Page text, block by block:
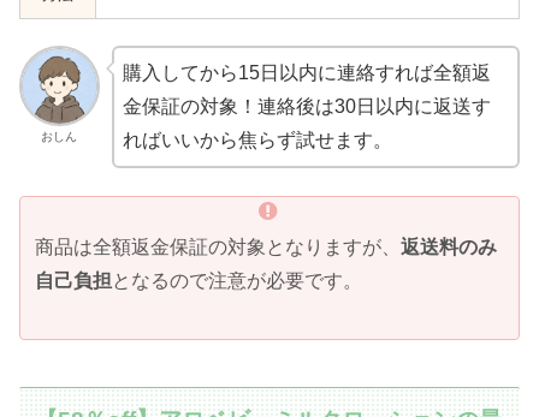
おしん
購入してから15日以内に連絡すれば全額返
金保証の対象！連絡後は30日以内に返送す
ればいいから焦らず試せます。
商品は全額返金保証の対象となりますが、 返送料のみ
自己負担となるので注意が必要です。